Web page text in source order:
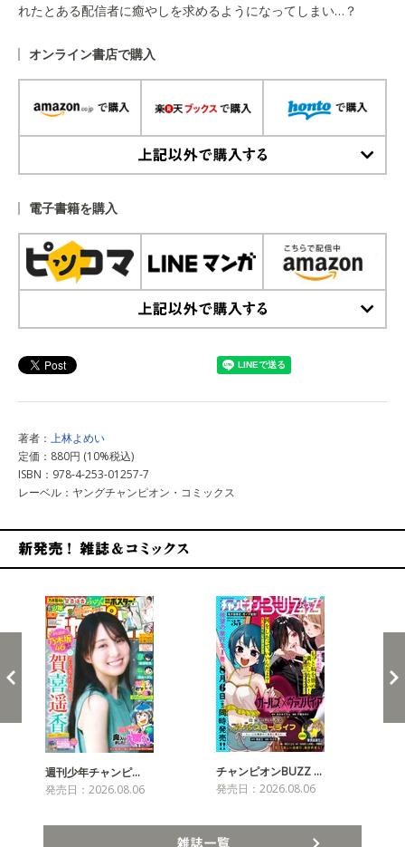
れたとある配信者に癒やしを求めるようになってしまい…？
オンライン書店で購入
電子書籍を購入
著者： 上林よめい
定価：880円 (10%税込)
ISBN：978-4-253-01257-7
レーベル：ヤングチャンピオン・コミックス
週刊少年チャンピ…
発売日：2026.08.06
チャンピオンBUZZ …
発売日：2026.08.06